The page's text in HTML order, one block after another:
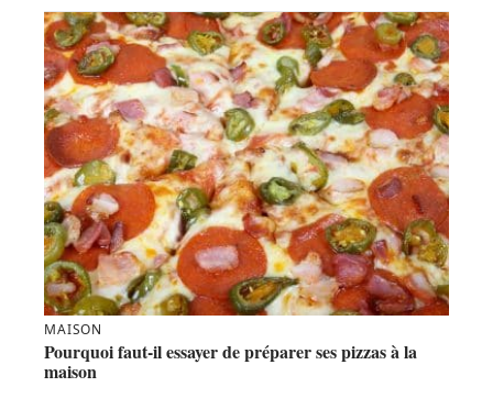
MAISON
Pourquoi faut-il essayer de préparer ses pizzas à la
maison